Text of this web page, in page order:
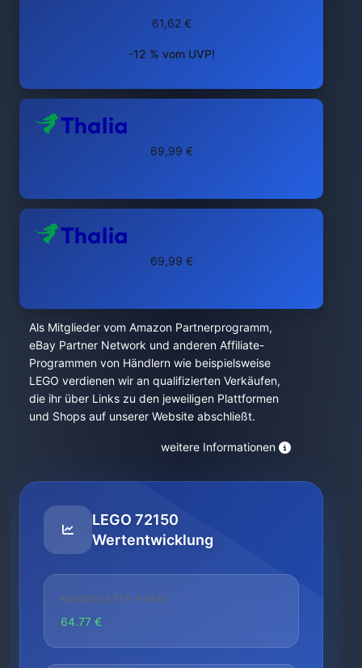
61,62 €
-12 % vom UVP!
69,99 €
69,99 €
Als Mitglieder vom Amazon Partnerprogramm,
eBay Partner Network und anderen Affiliate-
Programmen von Händlern wie beispielsweise
LEGO verdienen wir an qualifizierten Verkäufen,
die ihr über Links zu den jeweiligen Plattformen
und Shops auf unserer Website abschließt.
weitere Informationen
LEGO 72150
Wertentwicklung
NIEDRIGSTER PREIS
64.77 €